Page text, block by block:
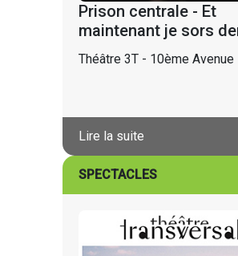
Prison centrale - Et
maintenant je sors
Théâtre 3T - 10ème Avenue
Lire la suite
SPECTACLES